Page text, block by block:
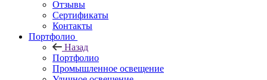
Отзывы
Сертификаты
Контакты
Портфолио
Назад
Портфолио
Промышленное освещение